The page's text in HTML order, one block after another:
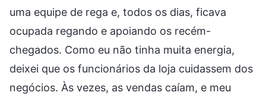
uma equipe de rega e, todos os dias, ficava
ocupada regando e apoiando os recém-
chegados. Como eu não tinha muita energia,
deixei que os funcionários da loja cuidassem dos
negócios. Às vezes, as vendas caíam, e meu